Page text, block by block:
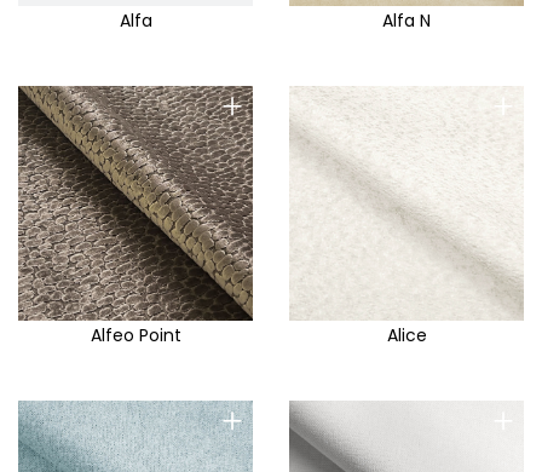
Alfa Alfa N
+
Alfeo Point
+
Alice
+ +